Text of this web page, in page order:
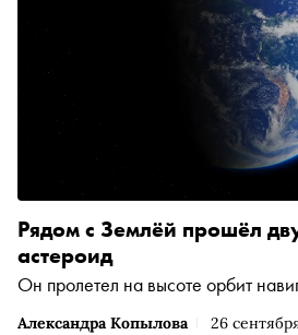
Александра Копылова 26
Рядом с Землёй прошёл
астероид
Он пролетел на высоте орбит